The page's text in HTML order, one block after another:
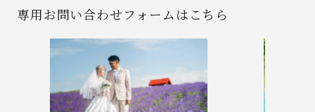
専用お問い合わせフォームはこちら